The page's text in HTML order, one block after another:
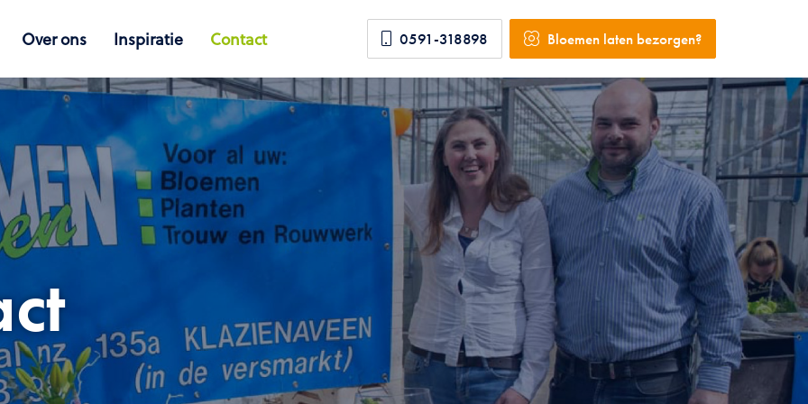
Over ons Inspiratie Contact 0591-318898 Bloemen laten bezorgen?